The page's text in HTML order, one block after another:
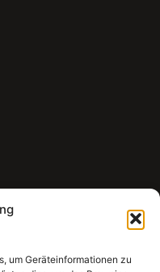
um Geräteinformationen zu